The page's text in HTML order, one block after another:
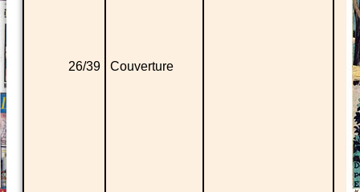
26/39 Couverture